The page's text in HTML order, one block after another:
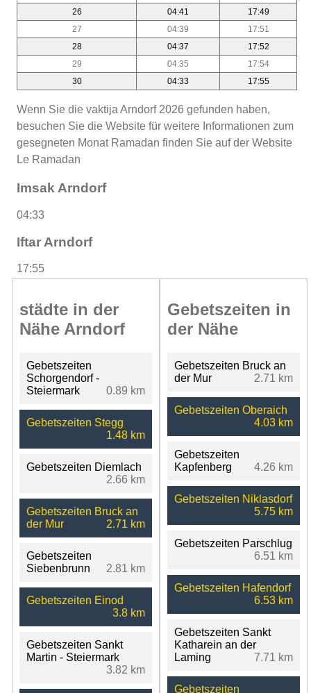
26
04:41
17:49
27
04:39
17:51
28
04:37
17:52
29
04:35
17:54
30
04:33 17:55
Wenn Sie die vaktija Arndorf 2026 gefunden haben,
besuchen Sie die Website für weitere Informationen zum
gesegneten Monat Ramadan finden Sie auf der Website
Le Ramadan
Imsak Arndorf
04:33
Iftar Arndorf
17:55
städte in der
Nähe Arndorf
Gebetszeiten
Schorgendorf -
Steiermark
0.89 km
Gebetszeiten Stegg
1.48 km
Gebetszeiten Diemlach
2.66 km
Gebetszeiten Bruck an
der Mur
2.71 km
Gebetszeiten
Siebenbrunn
2.81 km
Gebetszeiten Einod
3.8 km
Gebetszeiten Sankt
Martin - Steiermark
3.82 km
Gebetszeiten in
der Nähe
Gebetszeiten Bruck an
der Mur
2.71 km
Gebetszeiten Oberaich
4.03 km
Gebetszeiten
Kapfenberg
4.26 km
Gebetszeiten Niklasdorf
5.75 km
Gebetszeiten Parschlug
6.51 km
Gebetszeiten Hafendorf
6.53 km
Gebetszeiten Sankt
Katharein an der
Laming
7.71 km
Gebetszeiten